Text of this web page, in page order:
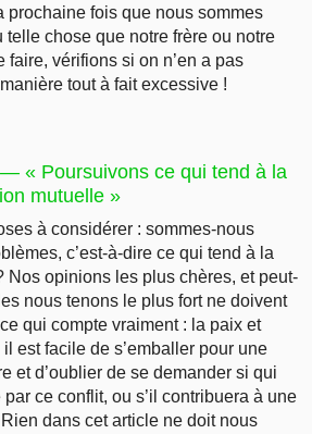
prochaine fois que nous sommes
chose que notre frère ou notre
vérifions si on n’en a pas
tout à fait excessive !
« Poursuivons ce qui tend à la
mutuelle »
à considérer : sommes-nous
c’est-à-dire ce qui tend à la
Nos opinions les plus chères, et peut-
nous tenons le plus fort ne doivent
qui compte vraiment : la paix et
il est facile de s’emballer pour une
et d’oublier de se demander si qui
ce conflit, ou s’il contribuera à une
dans cet article ne doit nous